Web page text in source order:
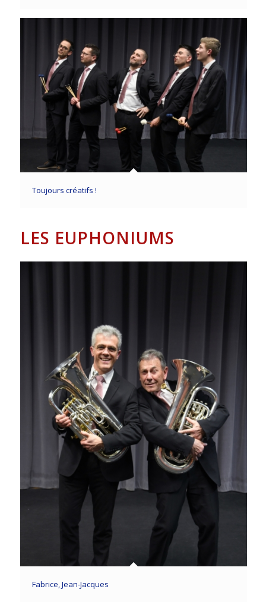
Toujours créatifs !
LES EUPHONIUMS
Fabrice, Jean-Jacques